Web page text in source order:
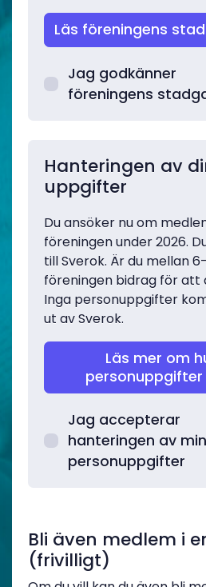
Läs föreningens
Jag godkänner
föreningens
Hanteringen av
uppgifter
Du ansöker nu om
föreningen under 2026.
till Sverok. Är du mellan
föreningen bidrag för att
Inga personuppgifter
ut av Sverok.
Läs mer om
Jag accepterar
hanteringen av
personuppgifter
Bli även medlem i
(frivilligt)